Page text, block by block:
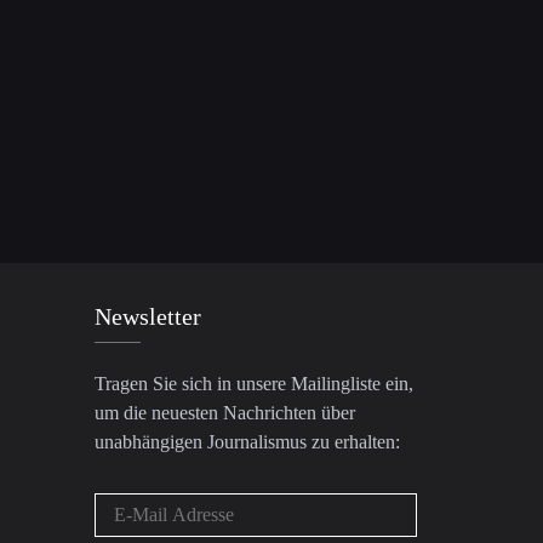
Newsletter
Tragen Sie sich in unsere Mailingliste ein,
um die neuesten Nachrichten über
unabhängigen Journalismus zu erhalten: